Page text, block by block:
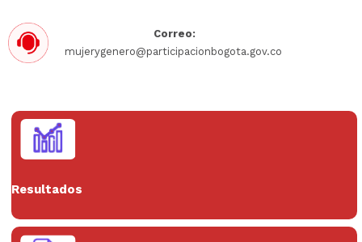
Correo:
mujerygenero@participacionbogota.gov.co
Resultados